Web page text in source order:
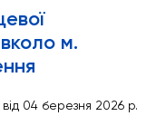
м.
04 березня 2026 р.